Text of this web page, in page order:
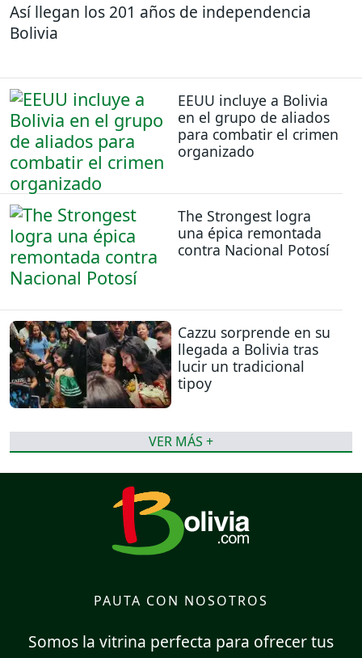
Así llegan los 201 años de independencia
Bolivia
EEUU incluye a Bolivia
en el grupo de aliados
para combatir el crimen
organizado
The Strongest logra
una épica remontada
contra Nacional Potosí
Cazzu sorprende en su
llegada a Bolivia tras
lucir un tradicional
tipoy
VER MÁS +
PAUTA CON NOSOTROS
Somos la vitrina perfecta para ofrecer tus